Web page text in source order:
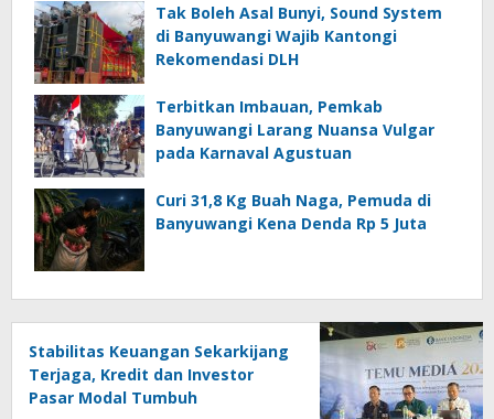
Tak Boleh Asal Bunyi, Sound System
di Banyuwangi Wajib Kantongi
Rekomendasi DLH
Terbitkan Imbauan, Pemkab
Banyuwangi Larang Nuansa Vulgar
pada Karnaval Agustuan
Curi 31,8 Kg Buah Naga, Pemuda di
Banyuwangi Kena Denda Rp 5 Juta
Stabilitas Keuangan Sekarkijang
Terjaga, Kredit dan Investor
Pasar Modal Tumbuh